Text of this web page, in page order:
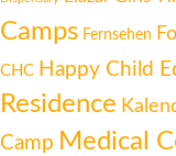
Camps Fernsehen
CHC Happy Child
Residence
Camp Medical